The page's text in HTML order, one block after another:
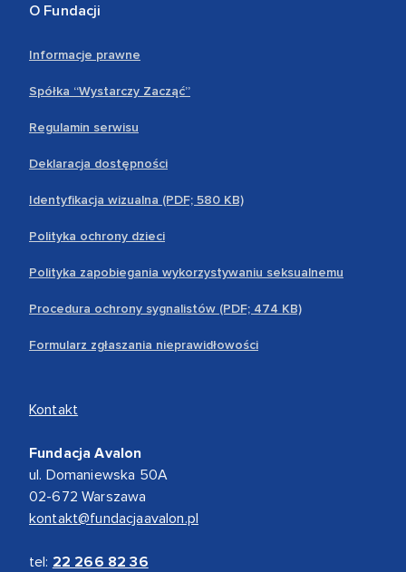
O Fundacji
Informacje prawne
Spółka “Wystarczy Zacząć”
Regulamin serwisu
Deklaracja dostępności
Identyfikacja wizualna (PDF; 580 KB)
Polityka ochrony dzieci
Polityka zapobiegania wykorzystywaniu seksualnemu
Procedura ochrony sygnalistów (PDF; 474 KB)
Formularz zgłaszania nieprawidłowości
Kontakt
Fundacja Avalon
ul. Domaniewska 50A
02-672 Warszawa
kontakt@fundacjaavalon.pl
tel: 22 266 82 36